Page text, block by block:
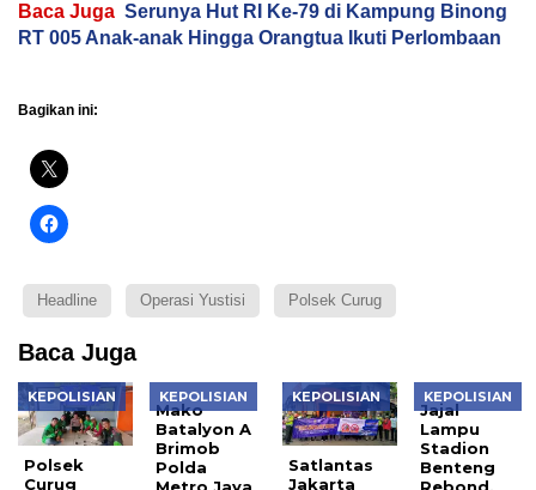
Baca Juga Serunya Hut RI Ke-79 di Kampung Binong
RT 005 Anak-anak Hingga Orangtua Ikuti Perlombaan
Bagikan ini:
Headline Operasi Yustisi Polsek Curug
Baca Juga
KEPOLISIAN
Polsek
Curug
KEPOLISIAN
Mako
Batalyon A
Brimob
Polda
KEPOLISIAN
Satlantas
Jakarta
KEPOLISIAN
Jajal
Lampu
Stadion
Benteng